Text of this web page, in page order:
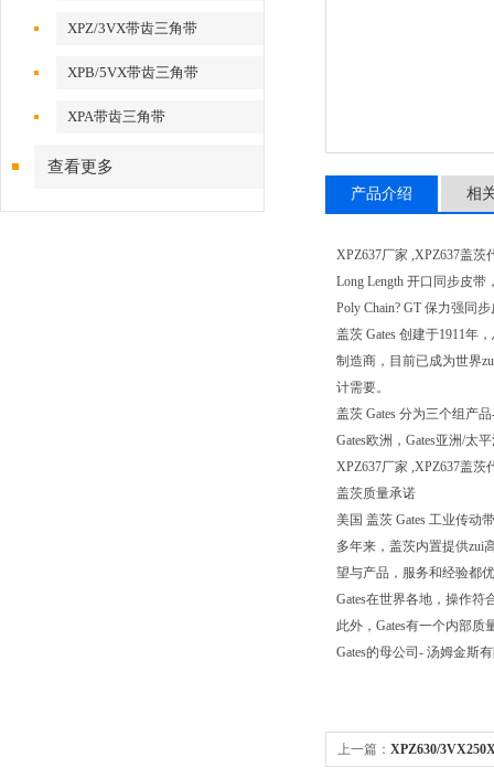
XPZ/3VX带齿三角带
XPB/5VX带齿三角带
XPA带齿三角带
查看更多
产品介绍 相
XPZ637厂家 ,XPZ637盖
Long Length 开口同步皮带
Poly Chain? GT 保力强同
盖茨 Gates 创建于1911年
制造商，目前已成为世界
计需要。
盖茨 Gates 分为三个组产
Gates欧洲，Gates亚洲/太
XPZ637厂家 ,XPZ637盖
盖茨质量承诺
美国 盖茨 Gates 工业传动
多年来，盖茨内置提供zui
望与产品，服务和经验都
Gates在世界各地，操作符
此外，Gates有一个内部
Gates的母公司- 汤姆金斯
上一篇： XPZ630/